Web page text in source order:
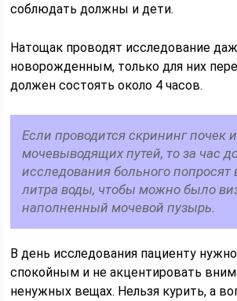
соблюдать должны и дети.
Натощак проводят исследование
новорожденным, только для них
должен состоять около 4 часов.
Если проводится скрининг почек и
мочевыводящих путей, то за час
исследования больного попросят
литра воды, чтобы можно было
наполненный мочевой пузырь.
В день исследования пациенту
спокойным и не акцентировать
ненужных вещах. Нельзя курить, а